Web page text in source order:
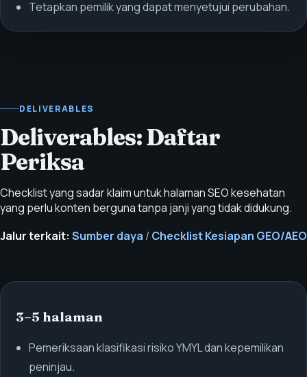
Tetapkan pemilik yang dapat menyetujui perubahan.
DELIVERABLES
Deliverables: Daftar
Periksa
Checklist yang sadar klaim untuk halaman SEO kesehatan
yang perlu konten berguna tanpa janji yang tidak didukung.
Jalur terkait: Sumber daya / Checklist Kesiapan GEO/AEO
3–5 halaman
Pemeriksaan klasifikasi risiko YMYL dan kepemilikan
peninjau.